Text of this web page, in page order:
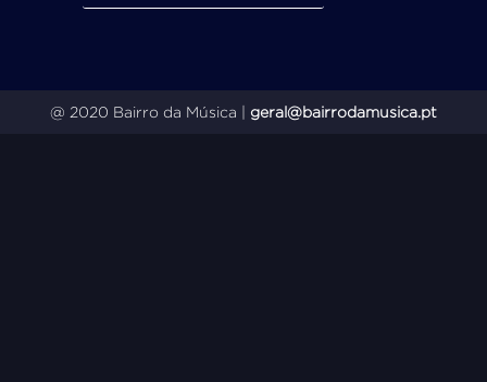
@ 2020 Bairro da Música | geral@bairrodamusica.pt